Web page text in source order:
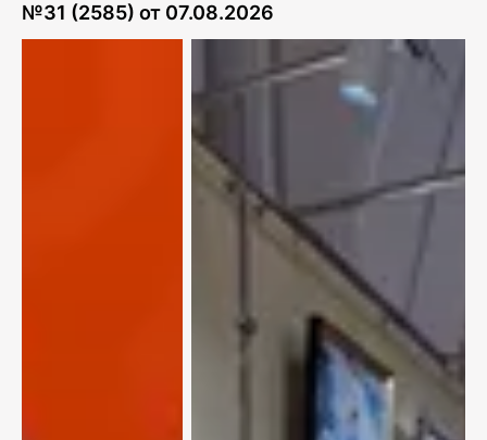
№31 (2585) от 07.08.2026